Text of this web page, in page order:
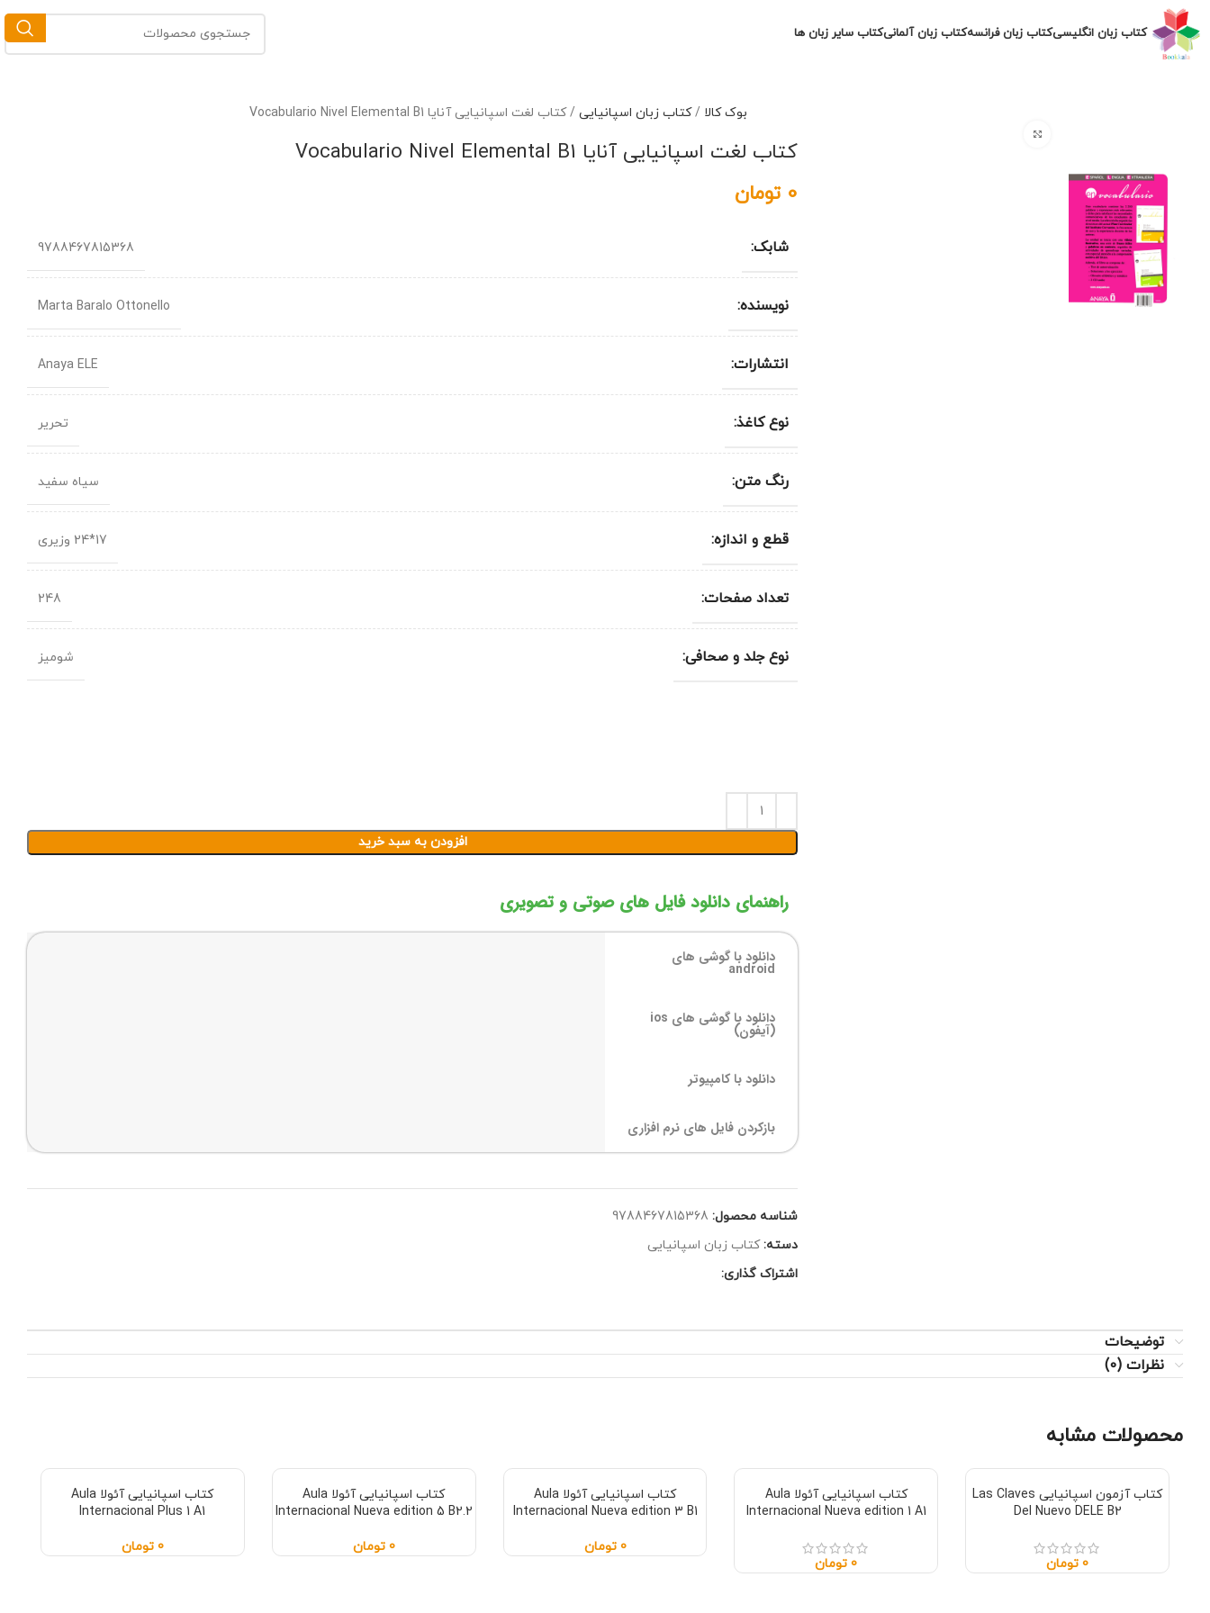
کتاب زبان انگلیسیکتاب زبان فرانسهکتاب زبان آلمانیکتاب سایر زبان ها
بوک کالا /کتاب زبان اسپانیایی/کتاب لغت اسپانیایی آنایا Vocabulario Nivel Elemental B1
کتاب لغت اسپانیایی آنایا Vocabulario Nivel Elemental B1
0 تومان
شابک: 9788467815368
نویسنده: Marta Baralo Ottonello
انتشارات: Anaya ELE
نوع کاغذ: تحریر
رنگ متن: سیاه سفید
قطع و اندازه: 17*24 وزيری
تعداد صفحات: 248
نوع جلد و صحافی: شومیز
افزودن به سبد خرید
راهنمای دانلود فایل های صوتی و تصویری
دانلود با گوشی های
android
دانلود با گوشی های ios
(آیفون)
دانلود با کامپیوتر
بازکردن فایل های نرم افزاری
شناسه محصول: 9788467815368
دسته: کتاب زبان اسپانیایی
اشتراک گذاری:
توضیحات
نظرات (0)
محصولات مشابه
کتاب آزمون اسپانیایی Las Claves
Del Nuevo DELE B2
0 تومان
کتاب اسپانیایی آئولا Aula
Internacional Nueva edition 1 A1
0 تومان
کتاب اسپانیایی آئولا Aula
Internacional Nueva edition 3 B1
0 تومان
کتاب اسپانیایی آئولا Aula
Internacional Nueva edition 5 B2.2
0 تومان
کتاب اسپانیایی آئولا Aula
Internacional Plus 1 A1
0 تومان